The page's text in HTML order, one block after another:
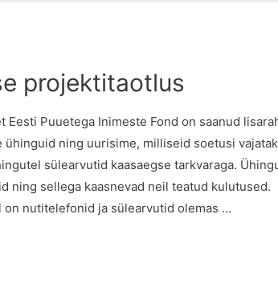
projektitaotlus
Eesti Puuetega Inimeste Fond on saanud
ning uurisime, milliseid soetusi
sülearvutid kaasaegse tarkvaraga.
ning sellega kaasnevad neil teatud kulutused.
nutitelefonid ja sülearvutid olemas …